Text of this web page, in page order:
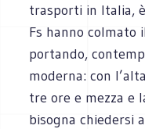
trasporti in Italia,
Fs hanno colmato
portando,
moderna: con
tre ore e mezza e
bisogna chiedersi